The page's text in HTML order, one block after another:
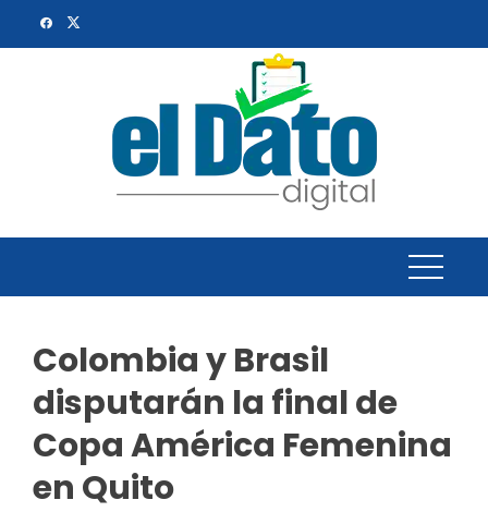
Colombia y Brasil
disputarán la final de
Copa América Femenina
en Quito